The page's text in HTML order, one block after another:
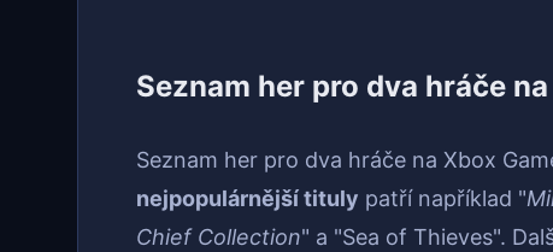
Seznam her pro dva hráče
Seznam her pro dva hráče na Xbox
nejpopulárnější tituly patří například "
Chief Collection" a "Sea of Thieves".